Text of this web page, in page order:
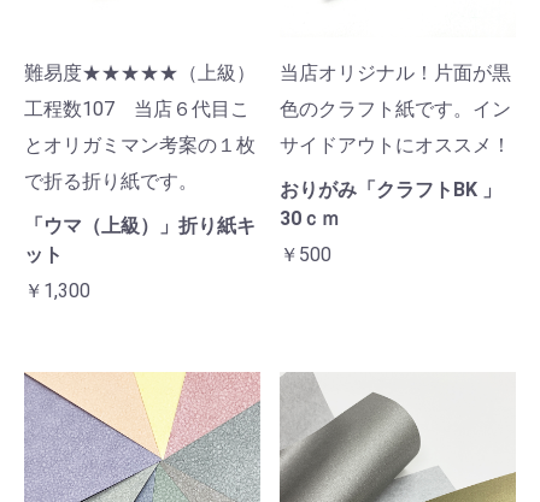
難易度★★★★★（上級）
工程数107 当店６代目こ
とオリガミマン考案の１枚
で折る折り紙です。
「ウマ（上級）」折り紙キ
ット
￥1,300
当店オリジナル！片面が黒
色のクラフト紙です。イン
サイドアウトにオススメ！
おりがみ「クラフトBK 」
30ｃｍ
￥500